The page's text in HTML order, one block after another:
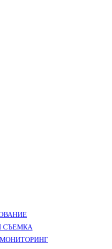
СЪЕМКА